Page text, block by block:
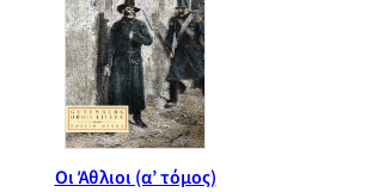
Οι Άθλιοι (α’ τόμος)